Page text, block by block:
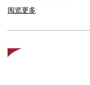
阅览更多